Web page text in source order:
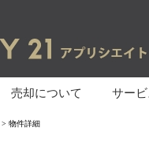
売却について サー
> 物件詳細